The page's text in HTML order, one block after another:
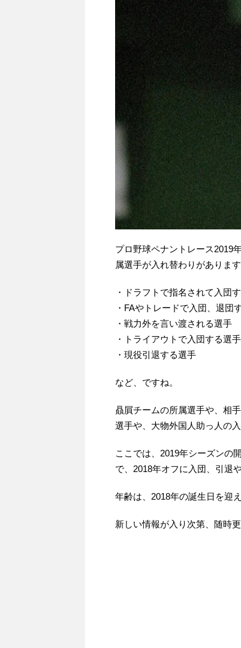
プロ野球ペナントレース2019
属選手が入れ替わりがあります
・ドラフトで指名されて入団
・FAやトレードで入団、退団
・戦力外を言い渡される選手
・トライアウトで入団する選手
・現役引退する選手
など、ですね。
贔屓チームの所属選手や、相
選手や、大物外国人助っ人の
ここでは、2019年シーズンの
で、2018年オフに入団、引退
年齢は、2018年の誕生日を迎
新しい情報が入り次第、随時